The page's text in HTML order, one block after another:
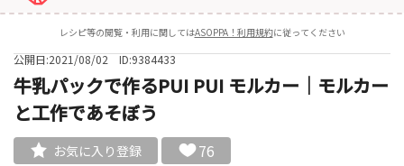
レシピ等の閲覧・利用に関してはASOPPA！利用規約に従ってください
公開日:2021/08/02 ID:9384433
牛乳パックで作るPUI PUI モルカー｜モルカー
と工作であそぼう
お気に入り登録 76